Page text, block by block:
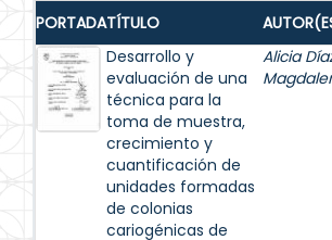
PORTADATÍTULO
Desarrollo y
evaluación de una
técnica para la
toma de muestra,
crecimiento y
cuantificación de
unidades formadas
de colonias
cariogénicas de
Alicia